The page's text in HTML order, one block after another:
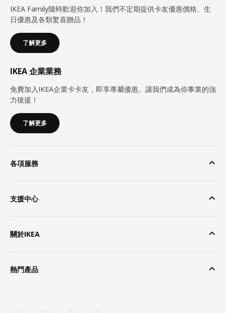
IKEA Family隨時歡迎你加入！我們不定期提供卡友優惠價格、生
日優惠及各類驚喜贈品！
了解更多
IKEA 企業業務
免費加入IKEA企業卡卡友，即享專屬優惠。讓我們成為你事業的強
力後援！
了解更多
各項服務
支援中心
關於IKEA
熱門產品